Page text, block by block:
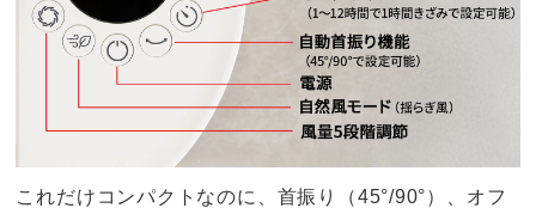
これだけコンパクトなのに、首振り（45°/90°）、オフ